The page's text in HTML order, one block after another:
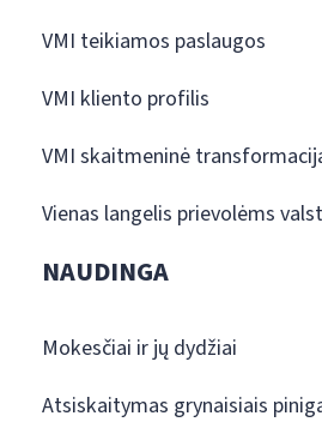
VMI teikiamos paslaugos
VMI kliento profilis
VMI skaitmeninė
Vienas langelis prievolėms
NAUDINGA
Mokesčiai ir jų dydžiai
Atsiskaitymas grynaisiais